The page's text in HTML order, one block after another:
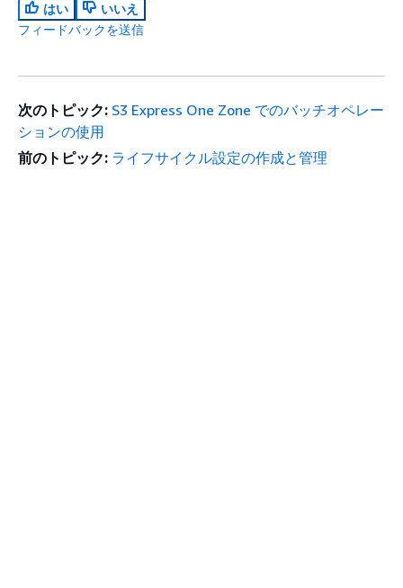
はい
いいえ
フィードバックを送信
次のトピック: S3 Express One Zone でのバッチオペレー
ションの使用
前のトピック: ライフサイクル設定の作成と管理